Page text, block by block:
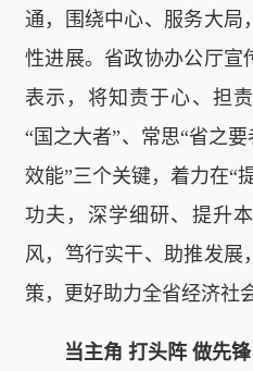
通，围绕中心、服务大局
性进展。省政协办公厅宣
表示，将知责于心、担
“国之大者”、常思“省之要
效能”三个关键，着力在“
功夫，深学细研、提升
风，笃行实干、助推发展
策，更好助力全省经济社
当主角 打头阵 做先锋